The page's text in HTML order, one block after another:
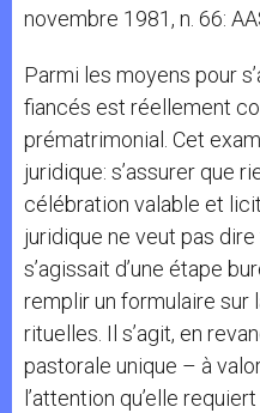
novembre 1981, n. 66:
Parmi les moyens pour
fiancés est réellement
prématrimonial. Cet
juridique: s’assurer que
célébration valable et
juridique ne veut pas
s’agissait d’une étape
remplir un formulaire sur
rituelles. Il s’agit, en
pastorale unique – à
l’attention qu’elle